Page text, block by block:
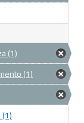
(1)
(1)